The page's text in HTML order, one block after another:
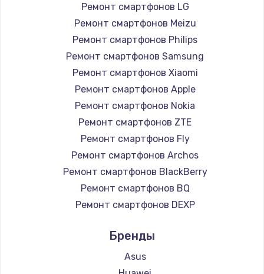
1225 руб.
Заказать
Замена жесткого диска
1250 руб.
Заказать
Ремонт цепей питания
3000 руб.
Заказать
Замена видеокарты
Заказать
Ремонт смартфонов LG
Ремонт смартфонов Meizu
Ремонт смартфонов Philips
Ремонт смартфонов Samsung
Ремонт смартфонов Xiaomi
Ремонт смартфонов Apple
Ремонт смартфонов Nokia
Ремонт смартфонов ZTE
Ремонт смартфонов Fly
Ремонт смартфонов Archos
Ремонт смартфонов BlackBerry
Ремонт смартфонов BQ
Ремонт смартфонов DEXP
Ремонт смартфонов Ginzzu
Ремонт смартфонов Highscreen
Ремонт смартфонов Irbis
Бренды
Asus